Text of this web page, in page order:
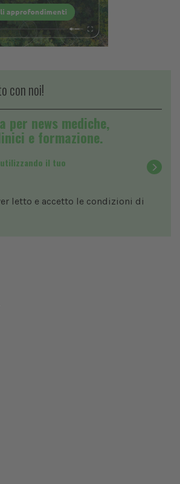
con noi!
per news mediche,
e formazione.
il tuo
letto e accetto le condizioni di